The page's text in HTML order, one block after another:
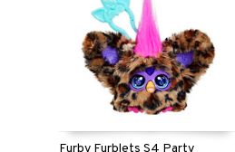
Furby Furblets S4 Party